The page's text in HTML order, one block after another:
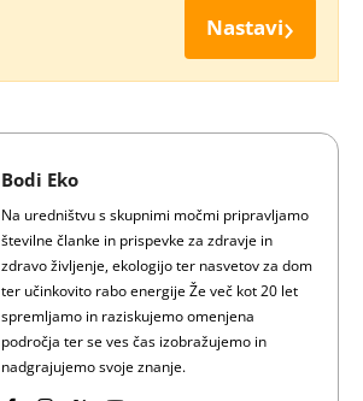
Nastavi›
Bodi Eko
Na uredništvu s skupnimi močmi pripravljamo
številne članke in prispevke za zdravje in
zdravo življenje, ekologijo ter nasvetov za dom
ter učinkovito rabo energije Že več kot 20 let
spremljamo in raziskujemo omenjena
področja ter se ves čas izobražujemo in
nadgrajujemo svoje znanje.